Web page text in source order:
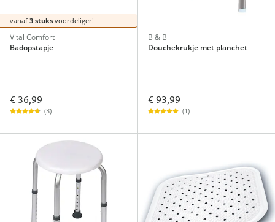
vanaf 3 stuks voordeliger!
Vital Comfort
Badopstapje
€ 36,99
(3)
B & B
Douchekrukje met planchet
€ 93,99
(1)